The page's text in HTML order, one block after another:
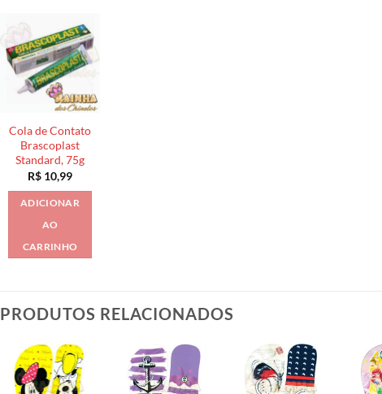
Cola de Contato
Brascoplast
Standard, 75g
R$ 10,99
ADICIONAR
AO
CARRINHO
PRODUTOS RELACIONADOS